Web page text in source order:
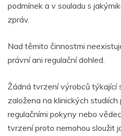
podmínek a v souladu s
zpráv.
Nad těmito činnostmi
právní ani regulační dohled.
Žádná tvrzení výrobců týkající
založena na klinických
regulačními pokyny nebo
tvrzení proto nemohou sloužit